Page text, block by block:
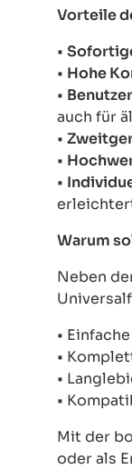
Vorteile
•
• Hohe
•
auch für
•
•
•
Warum
Neben
•
•
•
•
Mit der
oder als